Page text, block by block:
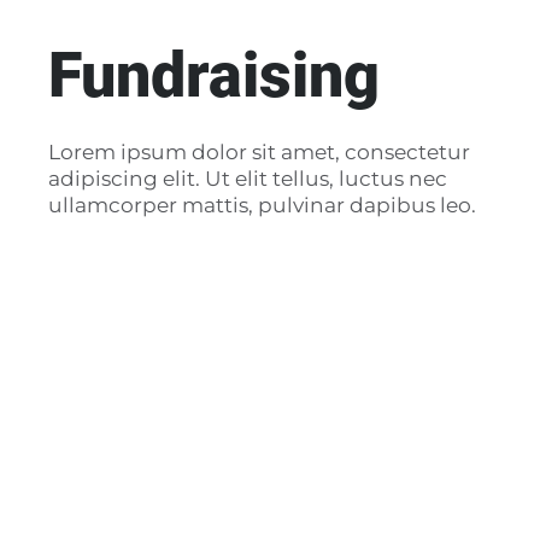
Fundraising
Lorem ipsum dolor sit amet, consectetur
adipiscing elit. Ut elit tellus, luctus nec
ullamcorper mattis, pulvinar dapibus leo.